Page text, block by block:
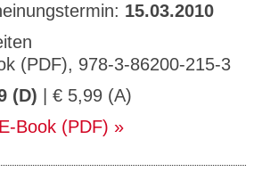
15.03.2010
(PDF), 978-3-86200-215-3
(D) | € 5,99 (A)
Book (PDF)